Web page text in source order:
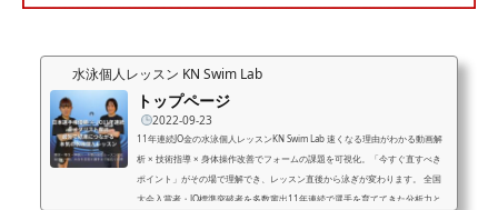
水泳個人レッスン KN Swim Lab
トップページ
2022-09-23
11年連続JO金の水泳個人レッスンKN Swim Lab 速くなる理由がわかる動画解
析 × 技術指導 × 身体操作改善でフォームの課題を可視化。「今すぐ直すべき
ポイント」がその場で理解でき、レッスン直後から泳ぎが変わります。 全国
大会入賞者・JO標準突破者を多数輩出11年連続で選手を育ててきた分析力と